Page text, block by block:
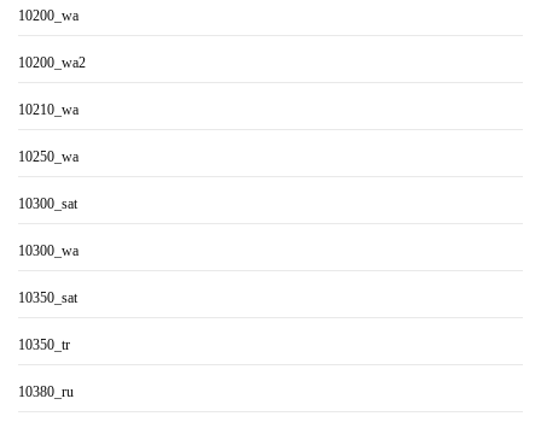
10200_wa
10200_wa2
10210_wa
10250_wa
10300_sat
10300_wa
10350_sat
10350_tr
10380_ru